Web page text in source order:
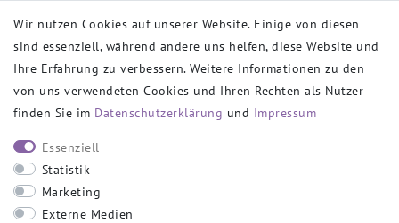
VERSANDPARTNER
SOCIAL
Wir nutzen Cookies auf unserer Website. Einige von diesen
sind essenziell, während andere uns helfen, diese Website und
Ihre Erfahrung zu verbessern. Weitere Informationen zu den
von uns verwendeten Cookies und Ihren Rechten als Nutzer
finden Sie im Daten­schutz­erklärung und Impressum
Essenziell
Statistik
Marketing
Externe Medien